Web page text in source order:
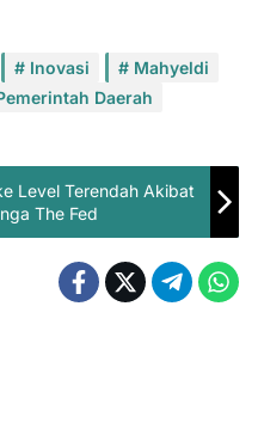
Inovasi
Mahyeldi
Daerah
Level Terendah Akibat
The Fed